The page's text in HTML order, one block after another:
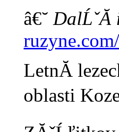
â€˘ DalĹˇĂ­
LetnĂ­
oblasti